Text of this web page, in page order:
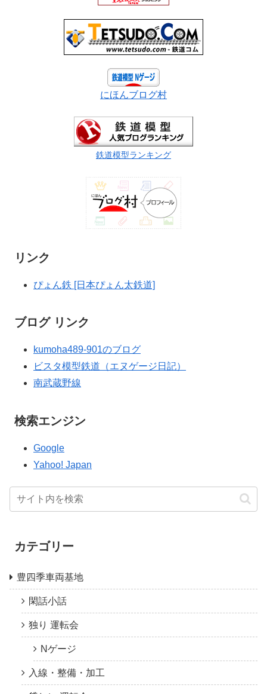
にほんブログ村
鉄道模型ランキング
リンク
ぴょん鉄 [日本ぴょん太鉄道]
ブログ リンク
kumoha489-901のブログ
ビスタ模型鉄道（エヌゲージ日記）
南武蔵野線
検索エンジン
Google
Yahoo! Japan
カテゴリー
豊四季車両基地
閑話小話
独り 運転会
Nゲージ
入線・整備・加工